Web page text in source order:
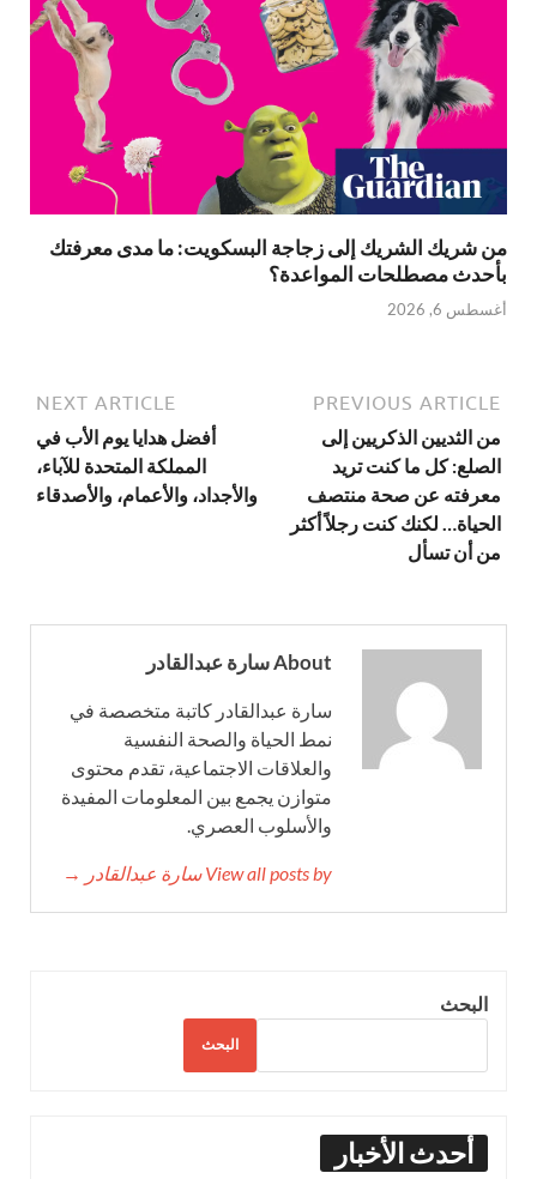
من شريك الشريك إلى زجاجة البسكويت: ما مدى معرفتك
بأحدث مصطلحات المواعدة؟
أغسطس 6, 2026
PREVIOUS ARTICLE
من الثديين الذكريين إلى
الصلع: كل ما كنت تريد
معرفته عن صحة منتصف
الحياة… لكنك كنت رجلاً أكثر
من أن تسأل
NEXT ARTICLE
أفضل هدايا يوم الأب في
المملكة المتحدة للآباء،
والأجداد، والأعمام، والأصدقاء
About سارة عبدالقادر
سارة عبدالقادر كاتبة متخصصة في
نمط الحياة والصحة النفسية
والعلاقات الاجتماعية، تقدم محتوى
متوازن يجمع بين المعلومات المفيدة
والأسلوب العصري.
View all posts by سارة عبدالقادر →
البحث
البحث
أحدث الأخبار